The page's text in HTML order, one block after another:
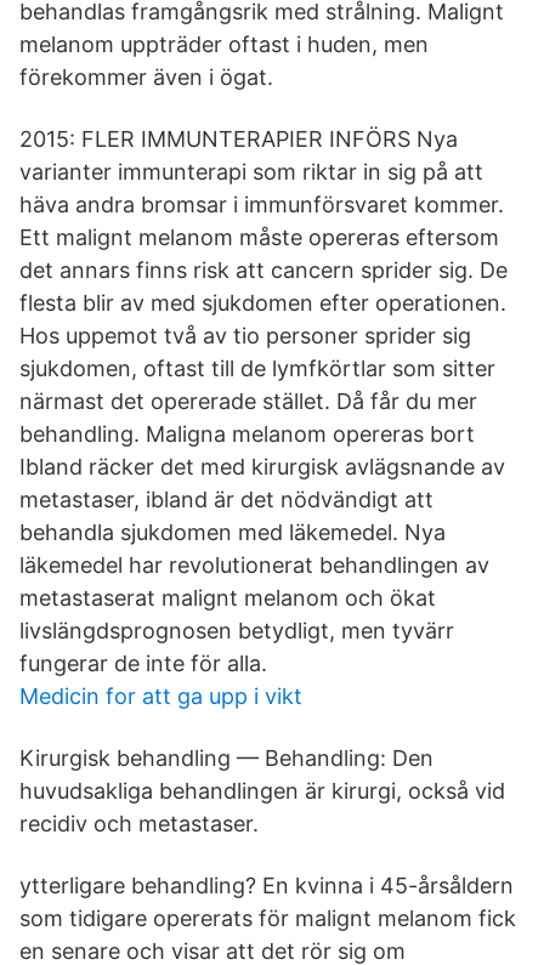
behandlas framgångsrik med strålning. Malignt
melanom uppträder oftast i huden, men
förekommer även i ögat.
2015: FLER IMMUNTERAPIER INFÖRS Nya
varianter immunterapi som riktar in sig på att
häva andra bromsar i immunförsvaret kommer.
Ett malignt melanom måste opereras eftersom
det annars finns risk att cancern sprider sig. De
flesta blir av med sjukdomen efter operationen.
Hos uppemot två av tio personer sprider sig
sjukdomen, oftast till de lymfkörtlar som sitter
närmast det opererade stället. Då får du mer
behandling. Maligna melanom opereras bort
Ibland räcker det med kirurgisk avlägsnande av
metastaser, ibland är det nödvändigt att
behandla sjukdomen med läkemedel. Nya
läkemedel har revolutionerat behandlingen av
metastaserat malignt melanom och ökat
livslängdsprognosen betydligt, men tyvärr
fungerar de inte för alla.
Medicin for att ga upp i vikt
Kirurgisk behandling — Behandling: Den
huvudsakliga behandlingen är kirurgi, också vid
recidiv och metastaser.
ytterligare behandling? En kvinna i 45-årsåldern
som tidigare opererats för malignt melanom fick
en senare och visar att det rör sig om